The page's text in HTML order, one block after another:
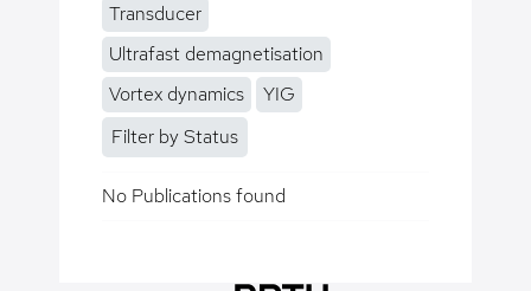
Transducer
Ultrafast demagnetisation
Vortex dynamics
YIG
Filter by Status
No Publications found